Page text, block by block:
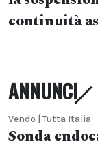
continuità
ANNUNCI
Vendo | Tutta Italia
Sonda